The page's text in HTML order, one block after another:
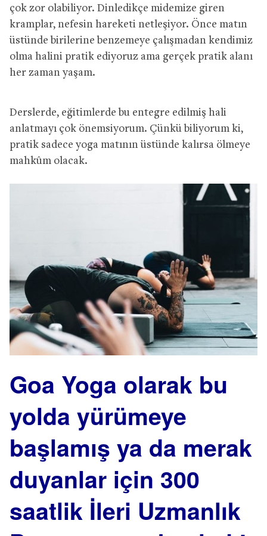
çok zor olabiliyor. Dinledikçe midemize giren
kramplar, nefesin hareketi netleşiyor. Önce matın
üstünde birilerine benzemeye çalışmadan kendimiz
olma halini pratik ediyoruz ama gerçek pratik alanı
her zaman yaşam.
Derslerde, eğitimlerde bu entegre edilmiş hali
anlatmayı çok önemsiyorum. Çünkü biliyorum ki,
pratik sadece yoga matının üstünde kalırsa ölmeye
mahkûm olacak.
Goa Yoga olarak bu
yolda yürümeye
başlamış ya da merak
duyanlar için 300
saatlik İleri Uzmanlık